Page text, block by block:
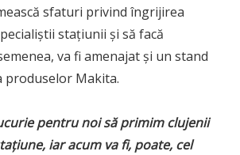
sfaturi privind îngrijirea
stațiunii și să facă
va fi amenajat și un stand
produselor Makita.
pentru noi să primim clujenii
iar acum va fi, poate, cel